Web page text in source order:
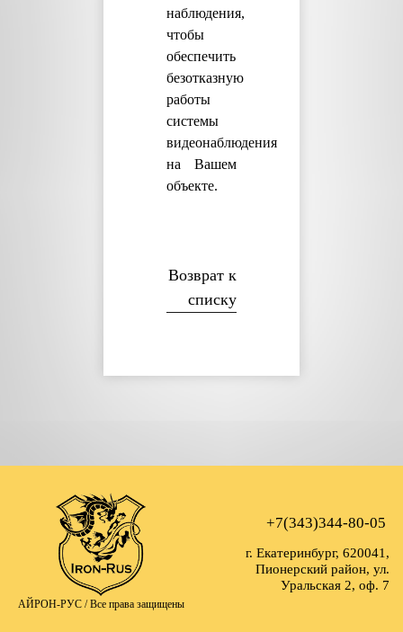
наблюдения,
чтобы
обеспечить
безотказную
работы
системы
видеонаблюдения
на Вашем
объекте.
Возврат к
списку
АЙРОН-РУС /Все права защищены
+7(343)344-80-05
г. Екатеринбург, 620041,
Пионерский район, ул.
Уральская 2, оф. 7